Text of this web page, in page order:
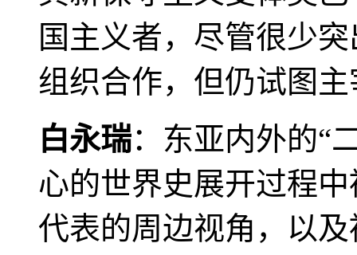
国主义者，尽管很少
组织合作，但仍试图
白永瑞：东亚内外的“
心的世界史展开过程
代表的周边视角，以